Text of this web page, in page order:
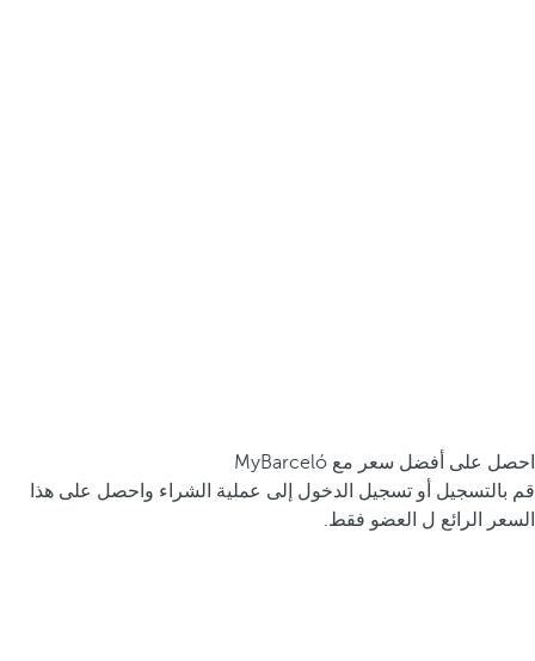
احصل على أفضل سعر مع MyBarceló
قم بالتسجيل أو تسجيل الدخول إلى عملية الشراء واحصل على هذا
السعر الرائع ل العضو فقط.